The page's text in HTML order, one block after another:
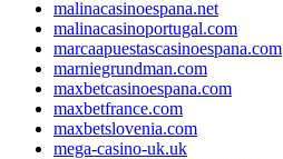
malinacasinoespana.net
malinacasinoportugal.com
marcaapuestascasinoespana.com
marniegrundman.com
maxbetcasinoespana.com
maxbetfrance.com
maxbetslovenia.com
mega-casino-uk.uk